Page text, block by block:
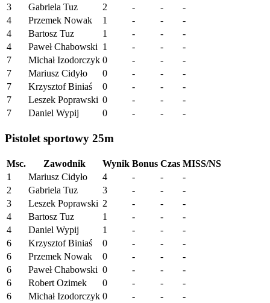
3
Gabriela Tuz 2 - -
-
4
Przemek Nowak 1 - -
-
4
Bartosz Tuz 1 - -
-
4
Paweł Chabowski 1 - -
-
7
Michał Izodorczyk 0 - -
-
7
Mariusz Cidyło 0 - -
-
7
Krzysztof Biniaś 0 - -
-
7
Leszek Poprawski 0 - -
-
7
Daniel Wypij 0 - - -
Pistolet sportowy 25m
Msc. Zawodnik Wynik Bonus Czas MISS/NS
1
Mariusz Cidyło 4 - -
-
2
Gabriela Tuz 3 - -
-
3
Leszek Poprawski 2 - -
-
4
Bartosz Tuz 1 - -
-
4
Daniel Wypij 1 - -
-
6
Krzysztof Biniaś 0 - -
-
6
Przemek Nowak 0 - -
-
6
Paweł Chabowski 0 - -
-
6
Robert Ozimek 0 - -
-
6
Michał Izodorczyk 0 - -
-